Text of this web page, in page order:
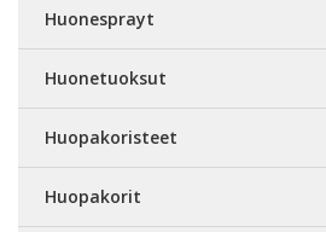
Huonesprayt
Huonetuoksut
Huopakoristeet
Huopakorit